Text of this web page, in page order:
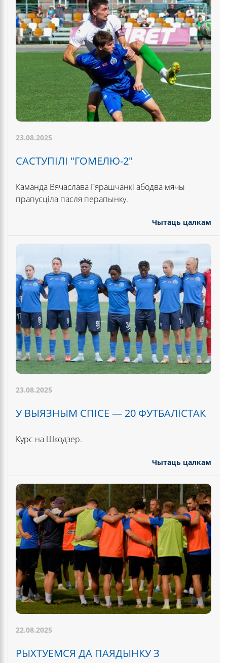
23.08.2025
САСТУПІЛІ "ГОМЕЛЮ-2"
Каманда Вячаслава Гярашчанкі абодва мячы
прапусціла пасля перапынку.
Чытаць цалкам
23.08.2025
У ВЫЯЗНЫМ СПІСЕ — 20 ФУТБАЛІСТАК
Курс на Шкодзер.
Чытаць цалкам
22.08.2025
РЫХТУЕМСЯ ДА ПАЯДЫНКУ З